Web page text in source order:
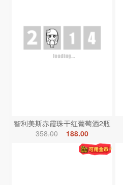
智利美斯赤霞珠干红葡萄酒2瓶
358.00
188.00